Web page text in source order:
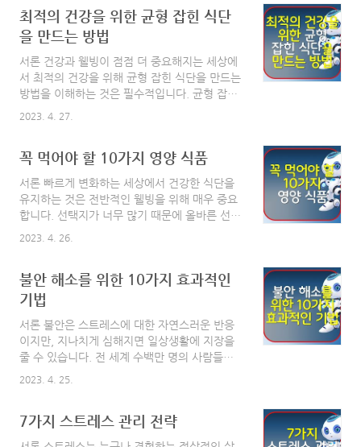
각 피트니스 루틴의 고유한 장점과 시도해봐야
하는 이유를 알아보세요. 목차 시도해봐야 할 5
가지 인기 피트니스 루틴 1..
떻게 기여할 수 있는지에 대해 논의합니다. 목차
비건 채식의 건강상의 이점 비건 식단의 건강상
심장 건강에 좋은 것으로 알려진 식물성 식품이
풍부합니다. 과일, 채소, 통곡물, 콩류에 풍부한
식이섬유, 항산화제, 식물영양소는 심장병 발병
위험을 줄이는 데 도움이 될 수 있습니다. 또한
이 개선될 수 ..
최적의 건강을 위한 균형 잡힌 식단
을 만드는 방법
서론 건강과 웰빙이 점점 더 중요해지는 세상에
서 최적의 건강을 위해 균형 잡힌 식단을 만드는
방법을 이해하는 것은 필수적입니다. 균형 잡힌
잡힌 식단의 주요 구성 요소에 대해 논의하고,
제와 수분 공급의 역할에 대해 자세히 설명합니
다. 목차 최적의 건강을 위한 균형 잡힌 식단을
만드는 방법 1. 균형 잡힌 식단의 이해 균형 잡
힌 식단은 다양한 식품군의 필수 영양소를 적절
군은 다음과 같습니다: 과일 및 채소 곡물 및 시
리얼 단백질 공급원(육류, 생선, 가금류 및 식물
성 옵션) -..
2023. 4. 27.
꼭 먹어야 할 10가지 영양 식품
서론 빠르게 변화하는 세상에서 건강한 식단을
유지하는 것은 전반적인 웰빙을 위해 매우 중요
합니다. 선택지가 너무 많기 때문에 올바른 선택
하고자 합니다. 영양이 풍부한 이러한 식품을 섭
취하면 건강을 크게 개선하고 균형 잡힌 삶을 영
포함하면 신체 건강뿐만 아니라 정신 건강, 에너
지 수준 및 전반적인 기분에도 긍정적인 영향을
미칩니다. 이제 더 이상 고민하지 말고 이 환상
적인 음식에 대해 자세히 알아보고 건강한 라이
아(Quinoa..
2023. 4. 26.
불안 해소를 위한 10가지 효과적인
기법
서론 불안은 스트레스에 대한 자연스러운 반응
이지만, 지나치게 심해지면 일상생활에 지장을
줄 수 있습니다. 전 세계 수백만 명의 사람들이
곤란과 같은 신체적 증상 등 다양한 방식으로 나
2023. 4. 25.
7가지 스트레스 관리 전략